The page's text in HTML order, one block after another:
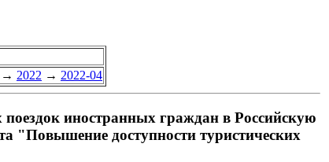
→ 2022 → 2022-04
иностранных граждан в Российскую
"Повышение доступности туристических